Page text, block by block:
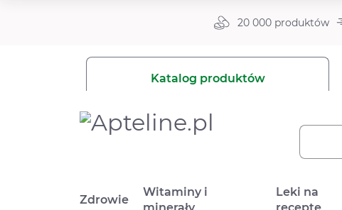
20 000 produktów
Katalog produktów
Zdrowie
Witaminy i
Leki na